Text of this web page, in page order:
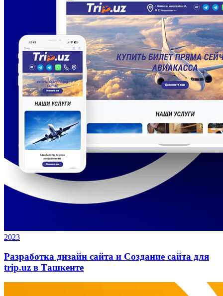
2023
Разработка дизайн сайта и Создание сайта для
trip.uz в Ташкенте